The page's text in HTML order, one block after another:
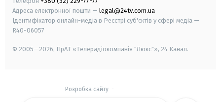
Адреса електронної пошти — legal@24tv.com.ua
Ідентифікатор онлайн-медіа в Реєстрі суб'єктів у сфері медіа —
R40-06057
© 2005—2026, ПрАТ «Телерадіокомпанія "Люкс"», 24 Канал.
Розробка сайту-